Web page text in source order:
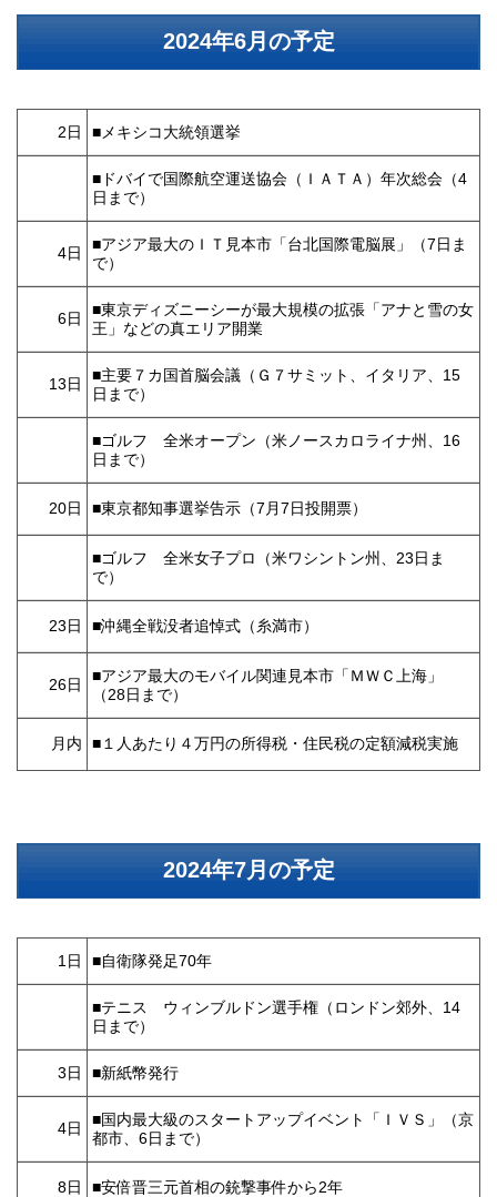
2024年6月の予定
2日 ■メキシコ大統領選挙
■ドバイで国際航空運送協会（ＩＡＴＡ）年次総会（4
日まで）
4日
■アジア最大のＩＴ見本市「台北国際電脳展」（7日ま
で）
6日
■東京ディズニーシーが最大規模の拡張「アナと雪の女
王」などの真エリア開業
13日
■主要７カ国首脳会議（Ｇ７サミット、イタリア、15
日まで）
■ゴルフ 全米オープン（米ノースカロライナ州、16
日まで）
20日 ■東京都知事選挙告示（7月7日投開票）
■ゴルフ 全米女子プロ（米ワシントン州、23日ま
で）
23日 ■沖縄全戦没者追悼式（糸満市）
26日
■アジア最大のモバイル関連見本市「ＭＷＣ上海」
（28日まで）
月内 ■１人あたり４万円の所得税・住民税の定額減税実施
2024年7月の予定
1日 ■自衛隊発足70年
■テニス ウィンブルドン選手権（ロンドン郊外、14
日まで）
3日 ■新紙幣発行
4日
■国内最大級のスタートアップイベント「ＩＶＳ」（京
都市、6日まで）
8日 ■安倍晋三元首相の銃撃事件から2年